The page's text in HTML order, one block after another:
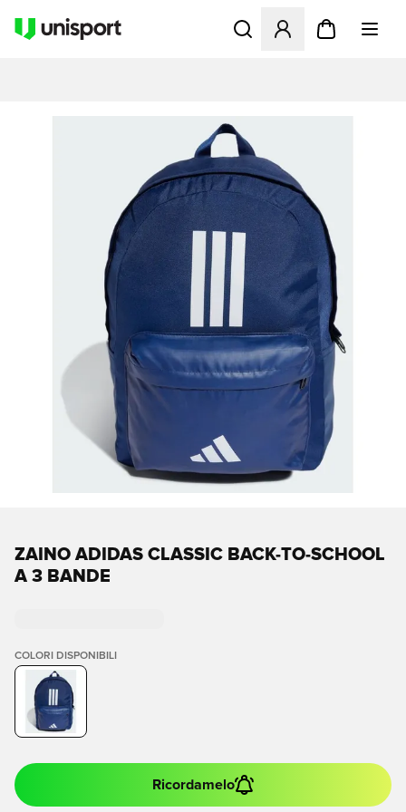
Apre una finestra modale
ZAINO ADIDAS CLASSIC BACK-TO-SCHOOL
A 3 BANDE
COLORI DISPONIBILI
Ricordamelo